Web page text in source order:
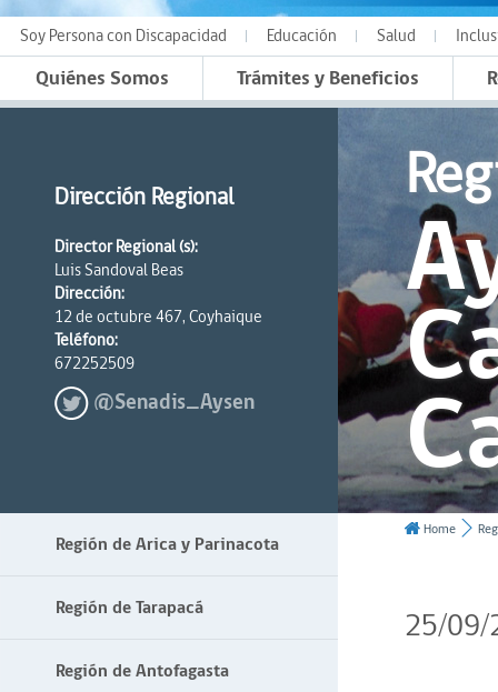
Soy Persona con Discapacidad Educación Salud
Quiénes Somos Trámites y Beneficios
Dirección Regional
Director Regional (s):
Luis Sandoval Beas
Dirección:
12 de octubre 467, Coyhaique
Teléfono:
672252509
@Senadis_Aysen
Región de Arica y Parinacota
Región de Tarapacá
Región de Antofagasta
Home
25/